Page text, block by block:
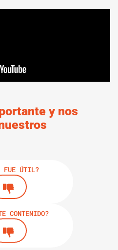
y nos
FUE ÚTIL?
CONTENIDO?